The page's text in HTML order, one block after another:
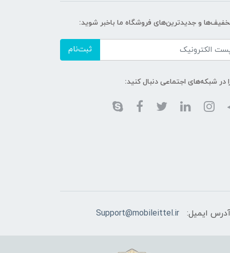
و جدیدترین‌های فروشگاه ما باخبر شوید:
ثبت‌نام
در شبکه‌های اجتماعی دنبال کنید:
ایمیل: Support@mobileittel.ir